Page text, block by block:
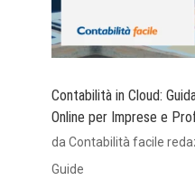
Contabilità in Cloud:
Online per Imprese e
daContabilità facile
Guide